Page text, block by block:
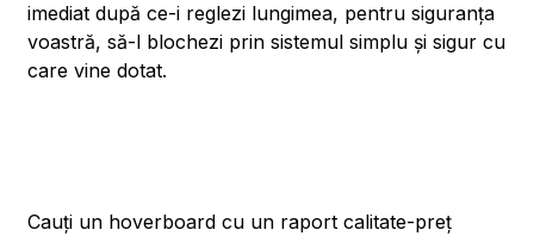
imediat după ce-i reglezi lungimea, pentru siguranța
voastră, să-l blochezi prin sistemul simplu și sigur cu
care vine dotat.
Cauți un hoverboard cu un raport calitate-preț